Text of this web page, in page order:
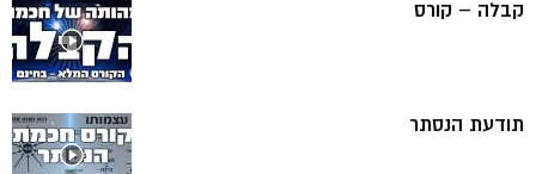
קבלה – קורס
תודעת הנסתר